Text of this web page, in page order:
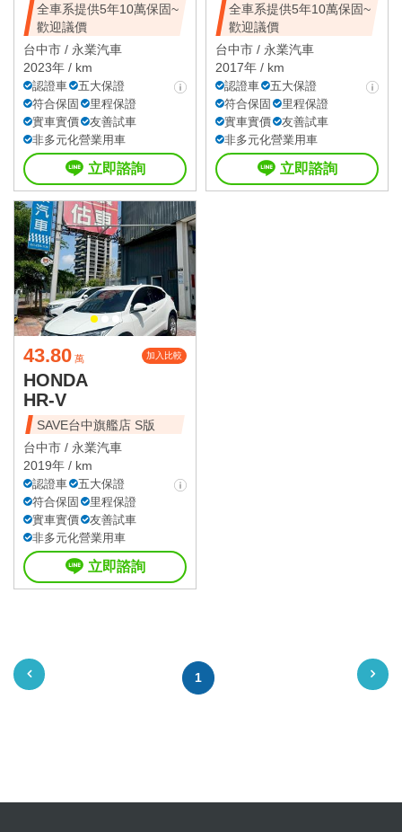
全車系提供5年10萬保固~
歡迎議價
台中市 / 永業汽車
2023年 / km
認證車
五大保證
符合保固
里程保證
實車實價
友善試車
非多元化營業用車
立即諮詢
全車系提供5年10萬保固~
歡迎議價
台中市 / 永業汽車
2017年 / km
認證車
五大保證
符合保固
里程保證
實車實價
友善試車
非多元化營業用車
立即諮詢
43.80 萬 加入比較
HONDA
HR-V
SAVE台中旗艦店 S版
台中市 / 永業汽車
2019年 / km
認證車
五大保證
符合保固
里程保證
實車實價
友善試車
非多元化營業用車
立即諮詢
1